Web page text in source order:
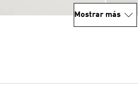
Mostrar más